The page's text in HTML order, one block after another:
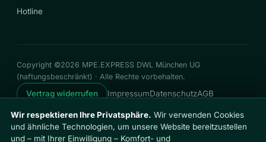
Hotline
Copyright ©2026 MPE.EXPRESS DWL München UG
(haftungsbeschränkt) · Alle Rechte vorbehalten.
Vertrag widerrufen ImpressumDatenschutzAGB
WiderrufsrechtCookiesCookie-Einstellungen
Wir respektieren Ihre Privatsphäre. Wir verwenden Cookies
und ähnliche Technologien, um unsere Website bereitzustellen
und – mit Ihrer Einwilligung – Komfort- und